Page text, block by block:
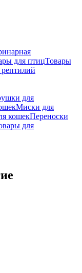
для птицТовары
для
Миски для
кошекПереноски
для